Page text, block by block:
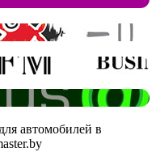
для автомобилей в